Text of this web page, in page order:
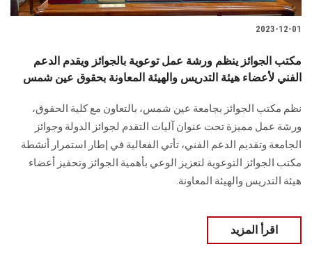
2023-12-01
مكتب الجوائز ينظم ورشة عمل توعوية بالجوائز ويقدم الدعم
الفني لأعضاء هيئة التدريس والهيئة المعاونة بحقوق عين شمس
نظم مكتب الجوائز بجامعة عين شمس، بالتعاون مع كلية الحقوق،
ورشة عمل مميزة تحت عنوان آليات التقدم لجوائز الدولة وجوائز
الجامعة وتقديم الدعم الفني، تأتي الفعالية في إطار استمرار أنشطة
مكتب الجوائز التوعوية لتعزيز الوعي بأهمية الجوائز وتحفيز أعضاء
هيئة التدريس والهيئة المعاونة.
اقرأ المزيد